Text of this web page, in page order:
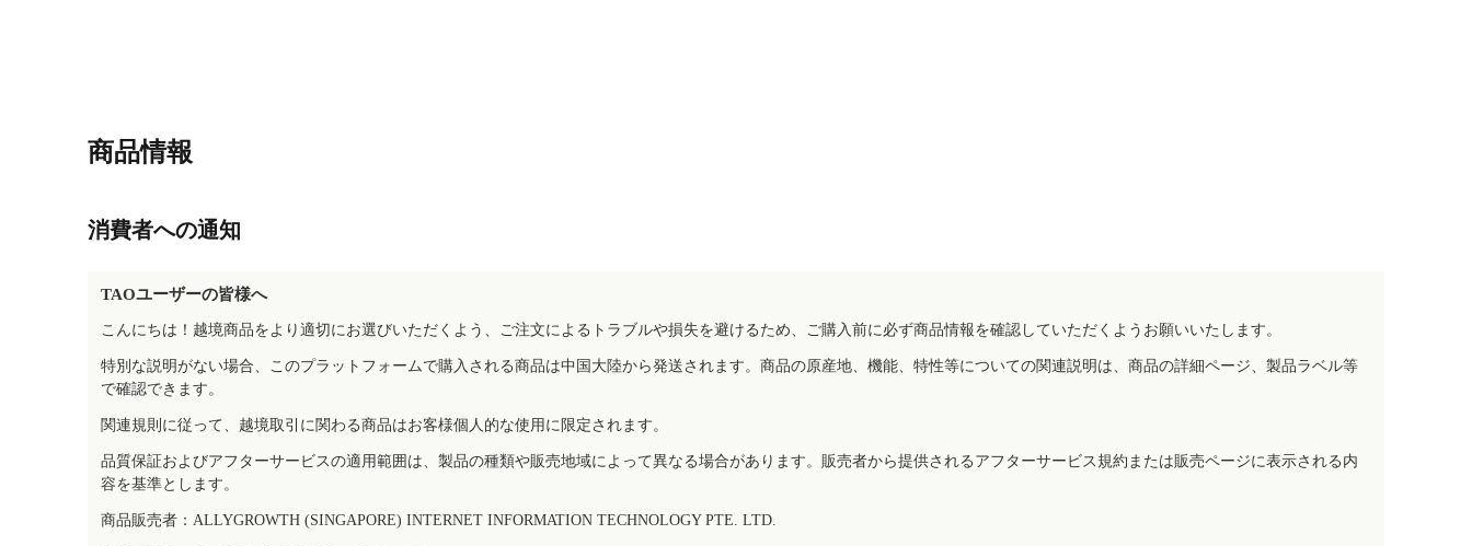
商品情報
消費者への通知
TAOユーザーの皆様へ
こんにちは！越境商品をより適切にお選びいただくよう、ご注文によるトラブルや損失を避けるため、ご購入前に必ず商品情報を確認していただくようお願いいたします。
特別な説明がない場合、このプラットフォームで購入される商品は中国大陸から発送されます。商品の原産地、機能、特性等についての関連説明は、商品の詳細ページ、製品ラベル等
で確認できます。
関連規則に従って、越境取引に関わる商品はお客様個人的な使用に限定されます。
品質保証およびアフターサービスの適用範囲は、製品の種類や販売地域によって異なる場合があります。販売者から提供されるアフターサービス規約または販売ページに表示される内
容を基準とします。
商品販売者：ALLYGROWTH (SINGAPORE) INTERNET INFORMATION TECHNOLOGY PTE. LTD.